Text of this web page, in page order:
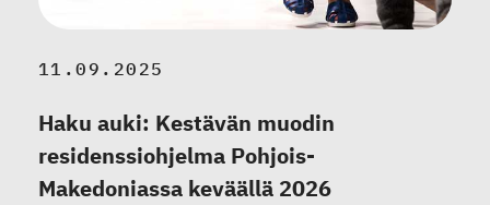
11.09.2025
Haku auki: Kestävän muodin
residenssiohjelma Pohjois-
Makedoniassa keväällä 2026